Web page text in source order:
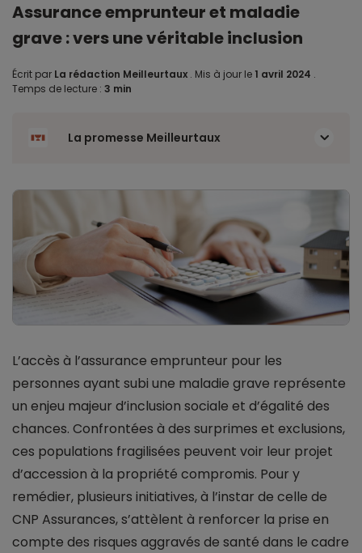
Assurance emprunteur et maladie
grave : vers une véritable inclusion
Écrit par La rédaction Meilleurtaux . Mis à jour le 1 avril 2024 .
Temps de lecture : 3 min
La promesse Meilleurtaux
L’accès à l’assurance emprunteur pour les
personnes ayant subi une maladie grave représente
un enjeu majeur d’inclusion sociale et d’égalité des
chances. Confrontées à des surprimes et exclusions,
ces populations fragilisées peuvent voir leur projet
d’accession à la propriété compromis. Pour y
remédier, plusieurs initiatives, à l’instar de celle de
CNP Assurances, s’attèlent à renforcer la prise en
compte des risques aggravés de santé dans le cadre